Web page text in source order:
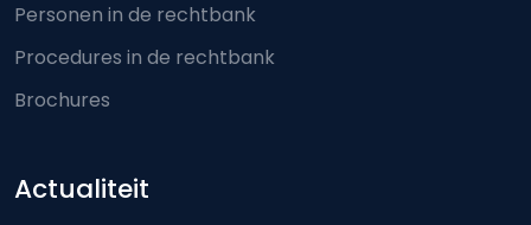
Personen in de rechtbank
Procedures in de rechtbank
Brochures
Actualiteit